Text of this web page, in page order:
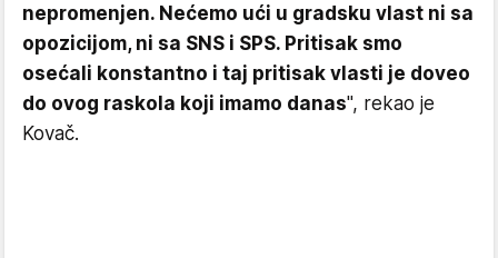
nepromenjen. Nećemo ući u gradsku vlast ni sa
opozicijom, ni sa SNS i SPS. Pritisak smo
osećali konstantno i taj pritisak vlasti je doveo
do ovog raskola koji imamo danas", rekao je
Kovač.